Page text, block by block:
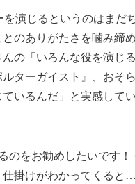
演じるというのはまだ
のありがたさを噛み締
の「いろんな役を演じ
ターガイスト』、おそ
ているんだ」と実感し
のをお勧めしたいです
掛けがわかってくる